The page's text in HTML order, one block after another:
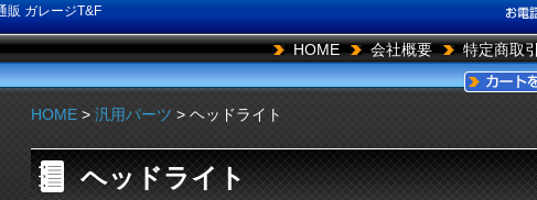
販 ガレージT&F
HOME 会社概要 特定商取
HOME > 汎用パーツ > ヘッドライト
ヘッドライト